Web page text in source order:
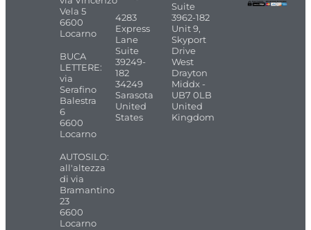
Vela 5
6600
Locarno
BUCA
LETTERE:
via
Serafino
Balestra
6
6600
Locarno
AUTOSILO:
all'altezza
di via
Bramantino
23
6600
Locarno
4283
Express
Lane
Suite
39249-
182
34249
Sarasota
United
States
Suite
3962-182
Unit 9,
Skyport
Drive
West
Drayton
Middx -
UB7 0LB
United
Kingdom